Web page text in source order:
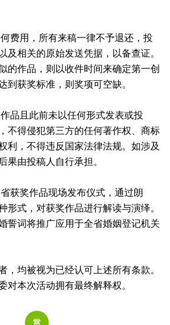
费用，所有来稿一律不予退还， 投
及相关的原始发送凭据，以备查证。
的作品，则以收件时间来确定第一创
到获奖标准，则奖项可空缺。
品且此前未以任何形式发表或投
不得侵犯第三方的任何著作权、商标
利，不得违反国家法律法规。如涉及
果由投稿人自行承担。
获奖作品现场发布仪式，通过朗
形式，对获奖作品进行解读与演绎。
誓词将推广应用于全省婚姻登记机关
，均被视为已经认可上述所有条款。
对本次活动拥有最终解释权。